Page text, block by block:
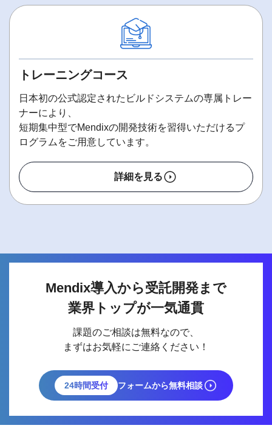
トレーニングコース
日本初の公式認定されたビルドシステムの専属トレー
ナーにより、
短期集中型でMendixの開発技術を習得いただけるプ
ログラムをご用意しています。
詳細を見る
Mendix導入から受託開発まで
業界トップが一気通貫
課題のご相談は無料なので、
まずはお気軽にご連絡ください！
24時間受付 フォームから無料相談